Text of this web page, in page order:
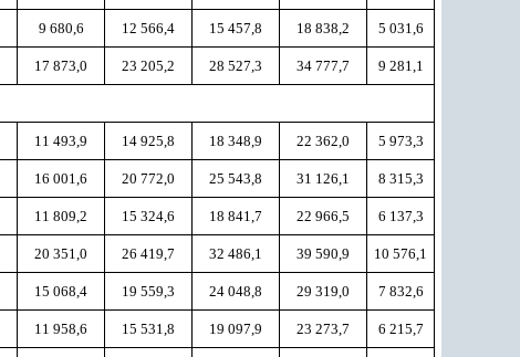
9 680,6 12 566,4 15 457,8 18 838,2 5 031,6
17 873,0 23 205,2 28 527,3 34 777,7 9 281,1
11 493,9 14 925,8 18 348,9 22 362,0 5 973,3
16 001,6 20 772,0 25 543,8 31 126,1 8 315,3
11 809,2 15 324,6 18 841,7 22 966,5 6 137,3
20 351,0 26 419,7 32 486,1 39 590,9 10 576,1
15 068,4 19 559,3 24 048,8 29 319,0 7 832,6
11 958,6 15 531,8 19 097,9 23 273,7 6 215,7